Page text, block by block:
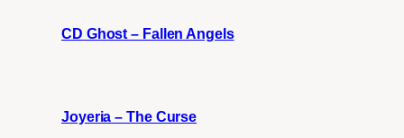
CD Ghost – Fallen Angels
Joyeria – The Curse